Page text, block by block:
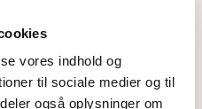
vores indhold og
til sociale medier og til
også oplysninger om